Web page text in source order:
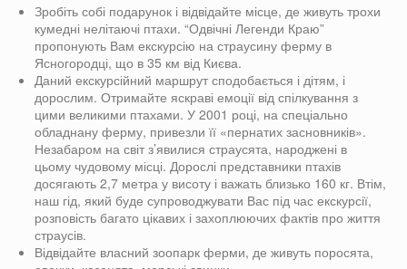
Зробіть собі подарунок і відвідайте місце, де живуть трохи
кумедні нелітаючі птахи. “Одвічні Легенди Краю”
пропонують Вам екскурсію на страусину ферму в
Ясногородці, що в 35 км від Києва.
Даний екскурсійний маршрут сподобається і дітям, і
дорослим. Отримайте яскраві емоції від спілкування з
цими великими птахами. У 2001 році, на спеціально
обладнану ферму, привезли її «пернатих засновників».
Незабаром на світ з’явилися страусята, народжені в
цьому чудовому місці. Дорослі представники птахів
досягають 2,7 метра у висоту і важать близько 160 кг. Втім,
наш гід, який буде супроводжувати Вас під час екскурсії,
розповість багато цікавих і захоплюючих фактів про життя
страусів.
Відвідайте власний зоопарк ферми, де живуть поросята,